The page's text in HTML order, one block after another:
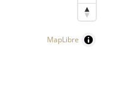
MapLibre